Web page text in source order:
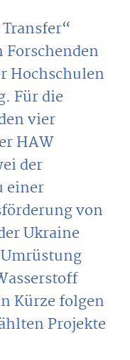
Hochschulen
Für die
vier
HAW
der
einer
von
Ukraine
Kürze folgen
Projekte